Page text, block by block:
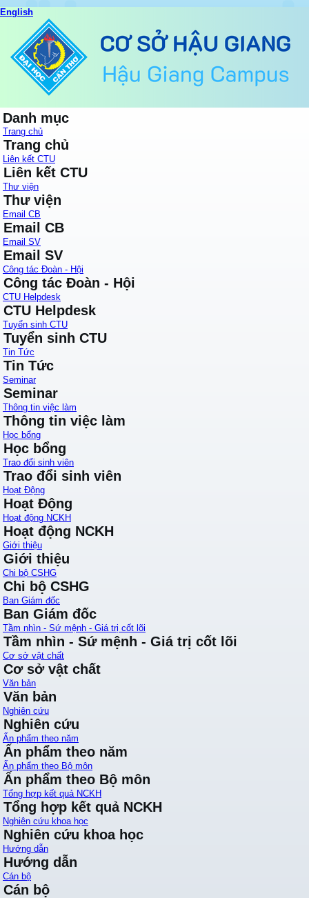
English
Danh mục
Trang chủ
Trang chủ
Liên kết CTU
Liên kết CTU
Thư viện
Thư viện
Email CB
Email CB
Email SV
Email SV
Công tác Đoàn - Hội
Công tác Đoàn - Hội
CTU Helpdesk
CTU Helpdesk
Tuyển sinh CTU
Tuyển sinh CTU
Tin Tức
Tin Tức
Seminar
Seminar
Thông tin việc làm
Thông tin việc làm
Học bổng
Học bổng
Trao đổi sinh viên
Trao đổi sinh viên
Hoạt Động
Hoạt Động
Hoạt động NCKH
Hoạt động NCKH
Giới thiệu
Giới thiệu
Chi bộ CSHG
Chi bộ CSHG
Ban Giám đốc
Ban Giám đốc
Tầm nhìn - Sứ mệnh - Giá trị cốt lõi
Tầm nhìn - Sứ mệnh - Giá trị cốt lõi
Cơ sở vật chất
Cơ sở vật chất
Văn bản
Văn bản
Nghiên cứu
Nghiên cứu
Ấn phẩm theo năm
Ấn phẩm theo năm
Ấn phẩm theo Bộ môn
Ấn phẩm theo Bộ môn
Tổng hợp kết quả NCKH
Tổng hợp kết quả NCKH
Nghiên cứu khoa học
Nghiên cứu khoa học
Hướng dẫn
Hướng dẫn
Cán bộ
Cán bộ